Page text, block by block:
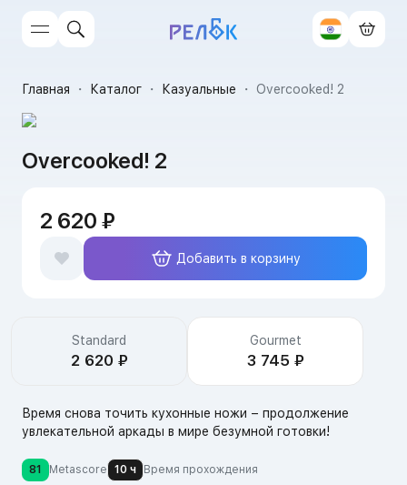
Главная ・ Каталог ・ Казуальные ・ Overcooked! 2
Overcooked! 2
Время снова точить кухонные ножи – продолжение
увлекательной аркады в мире безумной готовки!
81 Metascore 10 ч Время прохождения
2 620 ₽
Добавить в корзину
Standard
2 620 ₽
Gourmet
3 745 ₽